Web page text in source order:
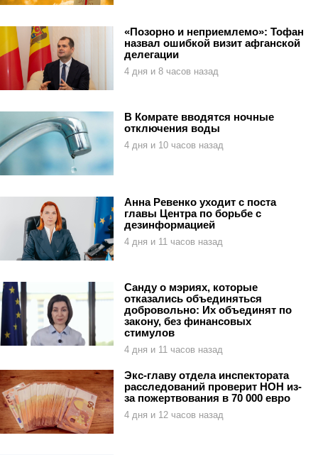
«Позорно и неприемлемо»: Тофан
назвал ошибкой визит афганской
делегации
4 дня и 8 часов назад
В Комрате вводятся ночные
отключения воды
4 дня и 10 часов назад
Анна Ревенко уходит с поста
главы Центра по борьбе с
дезинформацией
4 дня и 11 часов назад
Санду о мэриях, которые
отказались объединяться
добровольно: Их объединят по
закону, без финансовых
стимулов
4 дня и 11 часов назад
Экс-главу отдела инспектората
расследований проверит НОН из-
за пожертвования в 70 000 евро
4 дня и 12 часов назад